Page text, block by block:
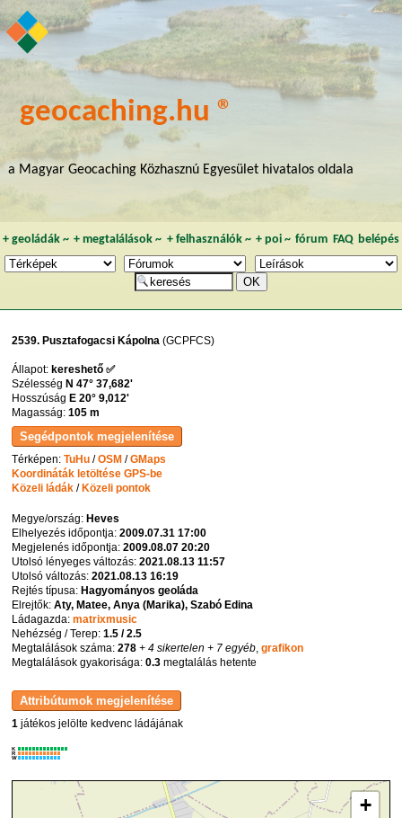
geocaching.hu ®
a Magyar Geocaching Közhasznú Egyesület hivatalos oldala
+ geoládák~ +megtalálások ~ + felhasználók~ + poi~ fórum FAQ belépés
2539. Pusztafogacsi Kápolna (GCPFCS)
Állapot: kereshető ✅
Szélesség N 47° 37,682'
Hosszúság E 20° 9,012'
Magasság:105 m
Térképen:TuHu /OSM /GMaps
Koordináták letöltése GPS-be
Közeli ládák /Közeli pontok
Megye/ország:Heves
Elhelyezés időpontja:2009.07.31 17:00
Megjelenés időpontja:2009.08.07 20:20
Utolsó lényeges változás:2021.08.13 11:57
Utolsó változás:2021.08.13 16:19
Rejtés típusa:Hagyományos geoláda
Elrejtők:Aty, Matee, Anya (Marika), Szabó Edina
Ládagazda:matrixmusic
Nehézség / Terep:1.5 / 2.5
Megtalálások száma:278 + 4 sikertelen + 7 egyéb ,grafikon
Megtalálások gyakorisága:0.3 megtalálás hetente
1 játékos jelölte kedvenc ládájának
K
R
W
+